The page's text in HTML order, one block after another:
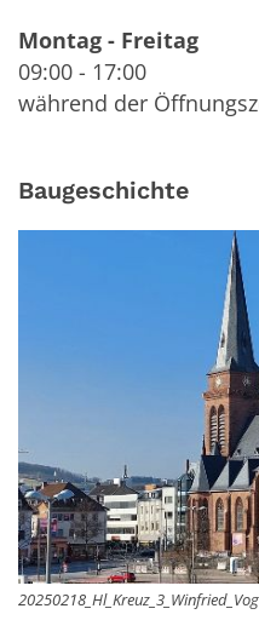
Montag - Freitag
09:00 - 17:00
während der
Baugeschichte